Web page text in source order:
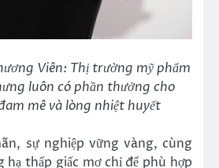
Viên: Thị trường mỹ phẩm
luôn có phần thưởng cho
mê và lòng nhiệt huyết
sự nghiệp vững vàng, cùng
thấp giấc mơ chỉ để phù hợp